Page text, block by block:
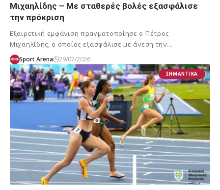
Μιχαηλίδης – Με σταθερές βολές εξασφάλισε
την πρόκριση
Εξαιρετική εμφάνιση πραγματοποίησε ο Πέτρος
Μιχαηλίδης, ο οποίος εξασφάλισε με άνεση την…
Sport Arena 29/07/2026
ΣΗΜΑΝΤΙΚΆ